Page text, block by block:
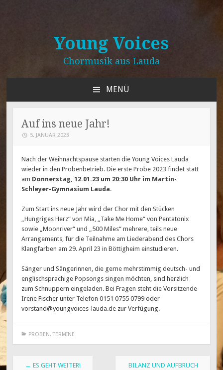
Young Voices
Chormusik aus Lauda
MENÜ
SPRINGEN
Auf ins neue Jahr!
5. JANUAR 2023
Nach der Weihnachtspause starten die Young Voices Lauda
wieder in den Probenbetrieb. Die erste Probe 2023 findet statt
am Donnerstag, 12.01.23 um 20:30 Uhr im Martin-
Schleyer-Gymnasium Lauda.
Zum Start ins neue Jahr wird der Chor mit den Stücken
„Hungriges Herz“ von Mia, „Take Me Home“ von Pentatonix
sowie „Moonriver“ und „500 Miles“ mehrere, teils neue
Arrangements, für die Teilnahme am Liederabend des Chors
Klangfarben am 29. April 23 in Böttigheim einstudieren.
Sänger und Sängerinnen, die gerne mehrstimmig deutsch- und
englischsprachige Popsongs singen möchten, sind herzlich
zum Schnuppern eingeladen. Bei Fragen steht die Vorsitzende
Irene Fischer unter Telefon 0151 0755 0799 oder
vorstand@youngvoices-lauda.de zur Verfügung.
PROBEN, TERMINE
Beitragsnavigation
← ES GEHT WEITER!
BILANZ UND AUFBRUCH